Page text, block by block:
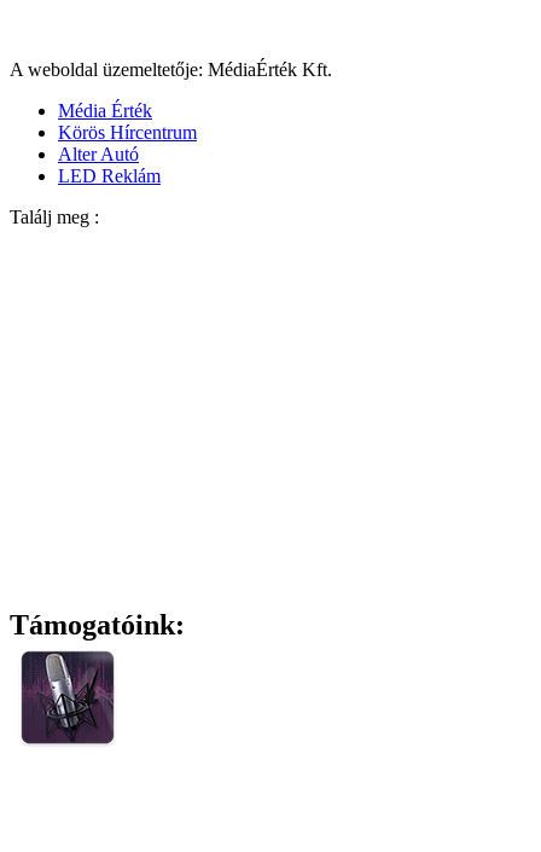
A weboldal üzemeltetője: MédiaÉrték Kft.
Média Érték
Körös Hírcentrum
Alter Autó
LED Reklám
Találj meg :
Támogatóink: